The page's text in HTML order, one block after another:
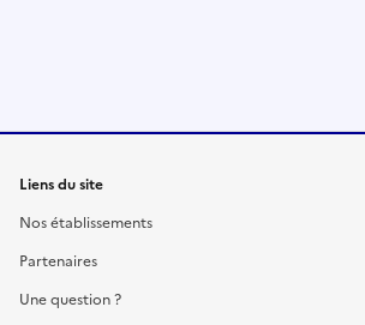
Liens du site
Nos établissements
Partenaires
Une question ?